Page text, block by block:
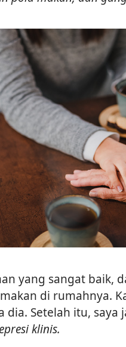
yang sangat baik,
di rumahnya.
dia. Setelah itu,
klinis.